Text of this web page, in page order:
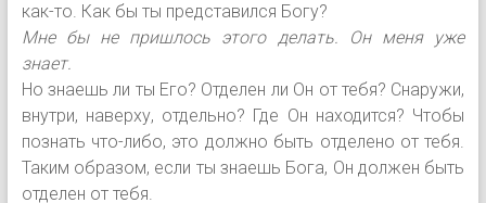
как-то. Как бы ты представился Богу?
Мне бы не пришлось этого делать. Он меня уже
знает.
Но знаешь ли ты Его? Отделен ли Он от тебя? Снаружи,
внутри, наверху, отдельно? Где Он находится? Чтобы
познать что-либо, это должно быть отделено от тебя.
Таким образом, если ты знаешь Бога, Он должен быть
отделен от тебя.